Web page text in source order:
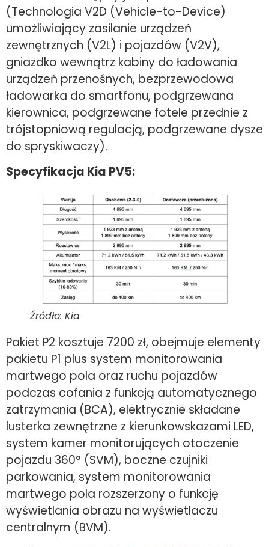
(Technologia V2D (Vehicle-to-Device)
umożliwiający zasilanie urządzeń
zewnętrznych (V2L) i pojazdów (V2V),
gniazdko wewnątrz kabiny do ładowania
urządzeń przenośnych, bezprzewodowa
ładowarka do smartfonu, podgrzewana
kierownica, podgrzewane fotele przednie z
trójstopniową regulacją, podgrzewane dysze
do spryskiwaczy).
Specyfikacja Kia PV5:
Źródło: Kia
Pakiet P2 kosztuje 7200 zł, obejmuje elementy
pakietu P1 plus system monitorowania
martwego pola oraz ruchu pojazdów
podczas cofania z funkcją automatycznego
zatrzymania (BCA), elektrycznie składane
lusterka zewnętrzne z kierunkowskazami LED,
system kamer monitorujących otoczenie
pojazdu 360° (SVM), boczne czujniki
parkowania, system monitorowania
martwego pola rozszerzony o funkcję
wyświetlania obrazu na wyświetlaczu
centralnym (BVM).